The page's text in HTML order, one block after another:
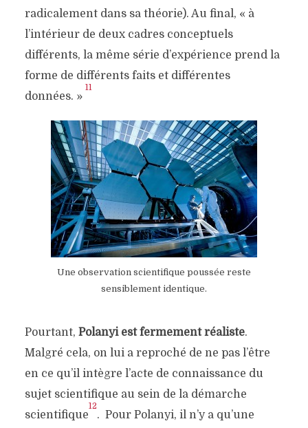
radicalement dans sa théorie). Au final, « à
l’intérieur de deux cadres conceptuels
différents, la même série d’expérience prend la
forme de différents faits et différentes
données. »
11
Une observation scientifique poussée reste
sensiblement identique.
Pourtant, Polanyi est fermement réaliste.
Malgré cela, on lui a reproché de ne pas l’être
en ce qu’il intègre l’acte de connaissance du
sujet scientifique au sein de la démarche
scientifique
12
. Pour Polanyi, il n’y a qu’une